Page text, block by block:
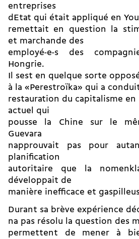
entreprises
dEtat qui était appliqué en
remettait en question la
et marchande des
employé-e-s des
Hongrie.
Il sest en quelque sorte
à la «Perestroïka» qui a
restauration du capitalisme en
actuel qui
pousse la Chine sur le
Guevara
napprouvait pas pour
planification
autoritaire que la
développait de
manière inefficace et
Durant sa brève expérience
na pas résolu la question des
permettent de mener à